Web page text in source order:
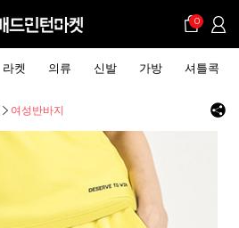
0
라켓 의류 신발 가방 셔틀콕
여성반바지